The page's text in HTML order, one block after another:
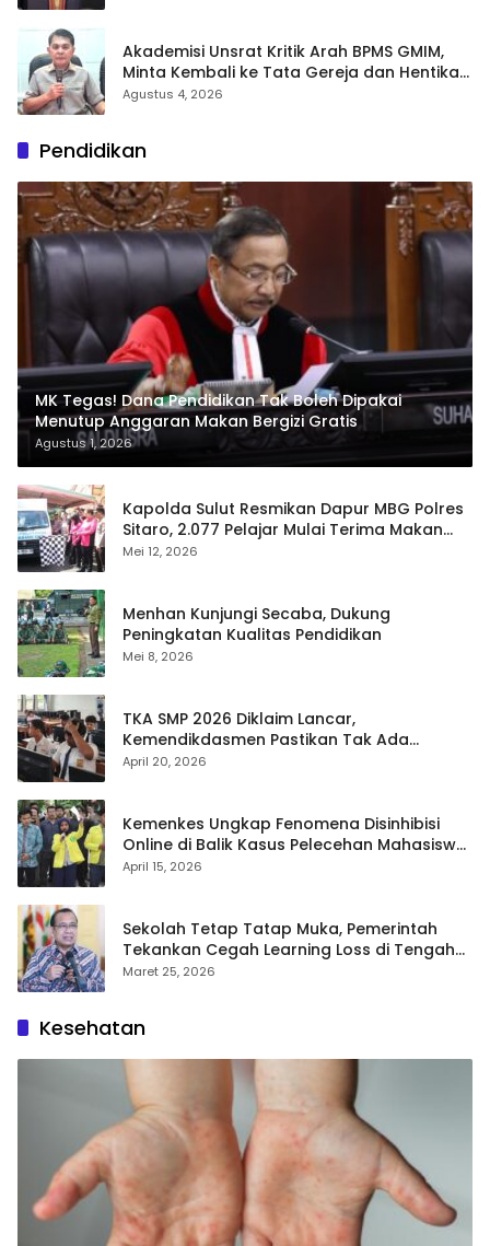
Akademisi Unsrat Kritik Arah BPMS GMIM,
Minta Kembali ke Tata Gereja dan Hentikan
Polarisasi
Agustus 4, 2026
Pendidikan
MK Tegas! Dana Pendidikan Tak Boleh Dipakai
Menutup Anggaran Makan Bergizi Gratis
Agustus 1, 2026
Kapolda Sulut Resmikan Dapur MBG Polres
Sitaro, 2.077 Pelajar Mulai Terima Makan
Gratis
Mei 12, 2026
Menhan Kunjungi Secaba, Dukung
Peningkatan Kualitas Pendidikan
Mei 8, 2026
TKA SMP 2026 Diklaim Lancar,
Kemendikdasmen Pastikan Tak Ada
Kebocoran Soal
April 20, 2026
Kemenkes Ungkap Fenomena Disinhibisi
Online di Balik Kasus Pelecehan Mahasiswa
FH UI
April 15, 2026
Sekolah Tetap Tatap Muka, Pemerintah
Tekankan Cegah Learning Loss di Tengah
Krisis Global
Maret 25, 2026
Kesehatan